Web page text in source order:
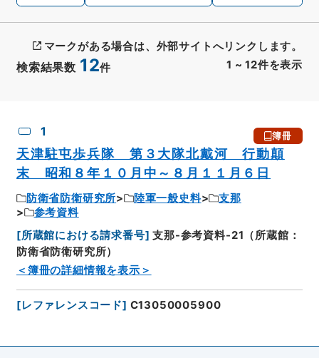
検索結果数 12件 1 ~ 12件を表示
マークがある場合は、外部サイトへリンクします。
1 簿冊
天津駐屯歩兵隊 第３大隊北戴河 行動顛
末 昭和８年１０月中～８月１１月６日
防衛省防衛研究所 陸軍一般史料
支那
参考資料
[所蔵館における請求番号] 支那-参考資料-21（所蔵館：
防衛省防衛研究所）
＜簿冊の詳細情報を表示＞
[レファレンスコード] C13050005900